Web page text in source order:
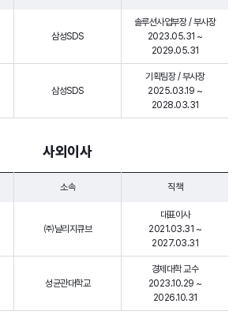
삼성SDS
솔루션사업부장 / 부사장
2023.05.31 ~
2029.05.31
삼성SDS
기획팀장 / 부사장
2025.03.19 ~
2028.03.31
사외이사
소속 직책
㈜날리지큐브
대표이사
2021.03.31 ~
2027.03.31
성균관대학교
경제대학 교수
2023.10.29 ~
2026.10.31